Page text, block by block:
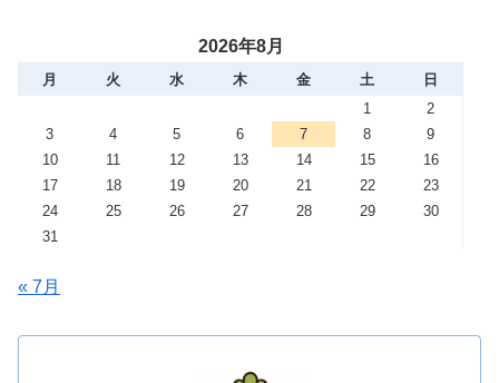
2026年8月
月 火 水 木 金 土
日
1
2
3
4 5 6 7 8
9
10
11 12 13 14 15
16
17
18 19 20 21 22
23
24
25 26 27 28 29
30
31
« 7月